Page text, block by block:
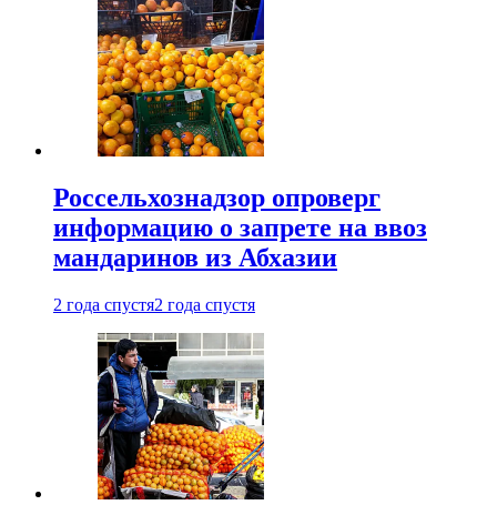
Россельхознадзор опроверг
информацию о запрете на ввоз
мандаринов из Абхазии
2 года спустя2 года спустя